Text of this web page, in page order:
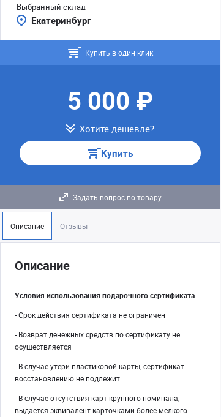
Выбранный склад
Екатеринбург
Купить в один клик
5 000 ₽
Хотите дешевле?
Купить
Задать вопрос по товару
Описание Отзывы
Описание
Условия использования подарочного сертификата:
- Срок действия сертификата не ограничен
- Возврат денежных средств по сертификату не
осуществляется
- В случае утери пластиковой карты, сертификат
восстановлению не подлежит
- В случае отсутствия карт крупного номинала,
выдается эквивалент карточками более мелкого